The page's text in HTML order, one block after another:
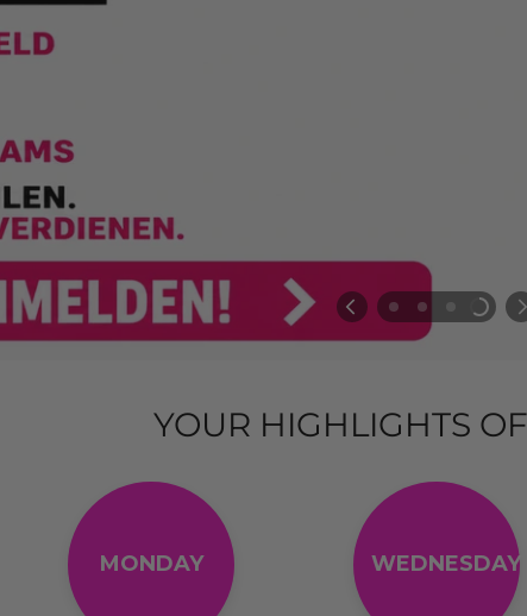
YOUR HIGHLIGHTS
MONDAY WEDNESDAY